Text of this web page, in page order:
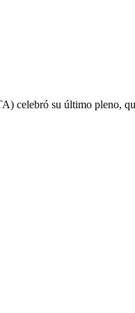
su último pleno,